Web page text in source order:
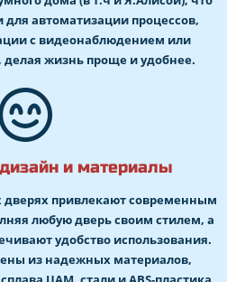
автоматизации процессов,
с видеонаблюдением или
жизнь проще и удобнее.
и материалы
привлекают современным
любую дверь своим стилем, а
удобство использования.
из надежных материалов,